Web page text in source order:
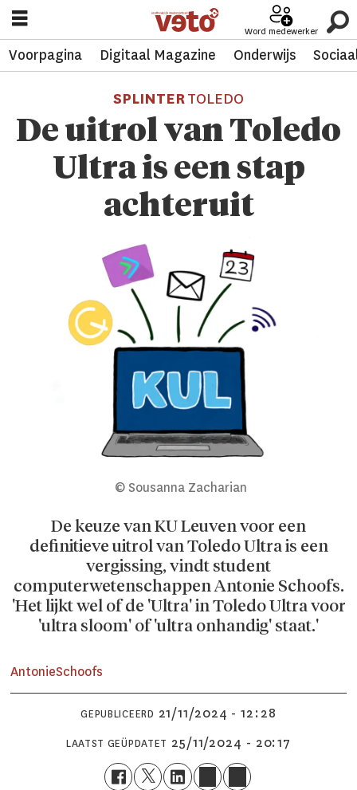
Word medewerker
Voorpagina Digitaal Magazine Onderwijs
SPLINTERTOLEDO
De uitrol van Toledo
Ultra is een stap
achteruit
© Sousanna Zacharian
De keuze van KU Leuven voor een
definitieve uitrol van Toledo Ultra is een
vergissing, vindt student
computerwetenschappen Antonie Schoofs.
'Het lijkt wel of de 'Ultra' in Toledo Ultra voor
'ultra sloom' of 'ultra onhandig' staat.'
AntonieSchoofs
GEPUBLICEERD 21/11/2024 - 12:28
LAATST GEÜPDATET 25/11/2024 - 20:17